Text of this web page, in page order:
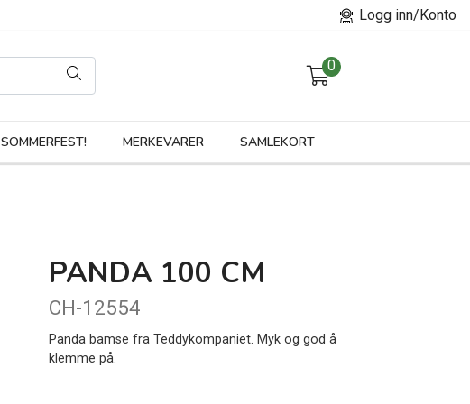
Logg inn/Konto
0
SOMMERFEST! MERKEVARER SAMLEKORT
PANDA 100 CM
CH-12554
Panda bamse fra Teddykompaniet. Myk og god å
klemme på.